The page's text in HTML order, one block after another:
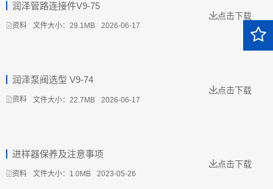
资料
润泽管路连接件V9-75
文件大小：29.1MB 2026-06-17
点击下载
资料
润泽泵阀选型 V9-74
文件大小：22.7MB 2026-06-17
点击下载
资料
进样器保养及注意事项
文件大小：1.0MB 2023-05-26
点击下载